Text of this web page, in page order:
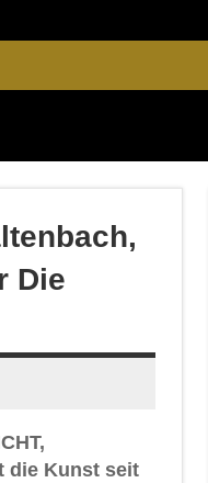
Die
die Kunst seit